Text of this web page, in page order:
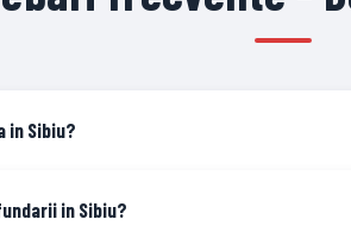
in Sibiu?
in Sibiu?